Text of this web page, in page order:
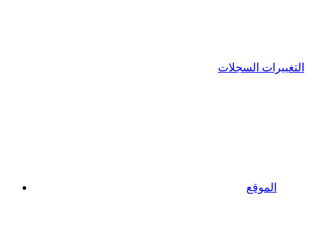
التغييرات السجلات
الموقع